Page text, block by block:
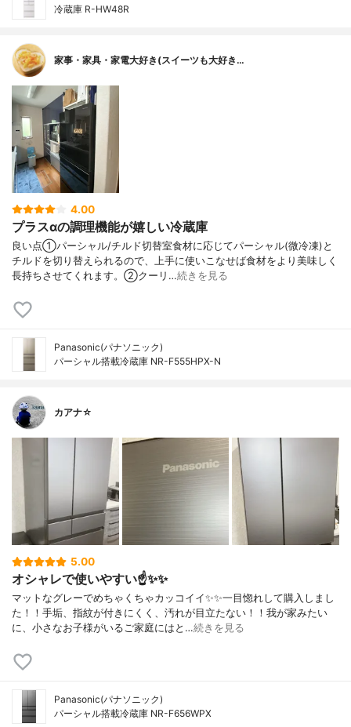
冷蔵庫 R-HW48R
家事・家具・家電大好き(スイーツも大好き…
4.00
プラスαの調理機能が嬉しい冷蔵庫
良い点①パーシャル/チルド切替室食材に応じてパーシャル(微冷凍)と
チルドを切り替えられるので、上手に使いこなせば食材をより美味しく
長持ちさせてくれます。②クーリ…続きを見る
Panasonic(パナソニック)
パーシャル搭載冷蔵庫 NR-F555HPX-N
カアナ☆
5.00
オシャレで使いやすい☝️✨✨
マットなグレーでめちゃくちゃカッコイイ✨✨一目惚れして購入しまし
た！！手垢、指紋が付きにくく、汚れが目立たない！！我が家みたい
に、小さなお子様がいるご家庭にはと…続きを見る
Panasonic(パナソニック)
パーシャル搭載冷蔵庫 NR-F656WPX